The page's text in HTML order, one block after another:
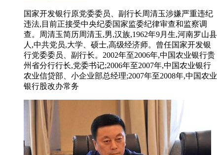
国家开发银行原党委委员、副行长周清玉涉嫌严重违纪
违法,目前正接受中央纪委国家监委纪律审查和监察调
查。周清玉简历周清玉,男,汉族,1962年9月生,河南罗山县
人,中共党员,大学、硕士,高级经济师。曾任国家开发银
行党委委员、副行长。2002年至2006年,中国农业银行贵
州省分行行长,党委书记;2006年至2007年,中国农业银行
农业信贷部、小企业部总经理;2007年至2008年,中国农业
银行股改办常务